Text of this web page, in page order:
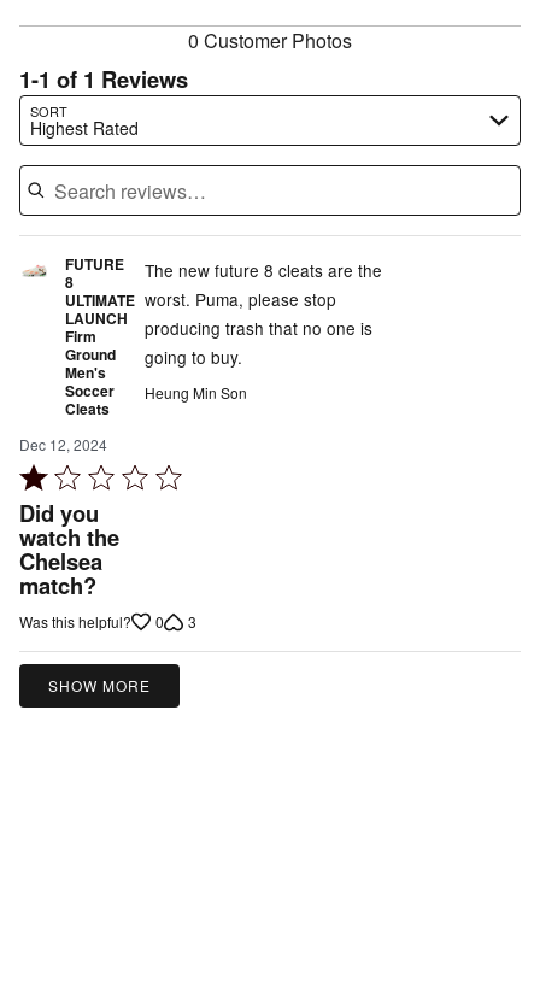
0 Customer Photos
1-1 of 1 Reviews
SORT
Highest Rated
Search reviews…
FUTURE
8
ULTIMATE
LAUNCH
Firm
Ground
Men's
Soccer
Cleats
Dec 12, 2024
Rated
1
out
of
5
Did you
watch the
Chelsea
match?
The new future 8 cleats are the
worst. Puma, please stop
producing trash that no one is
going to buy.
Heung Min Son
Was this helpful? 0 3
SHOW MORE